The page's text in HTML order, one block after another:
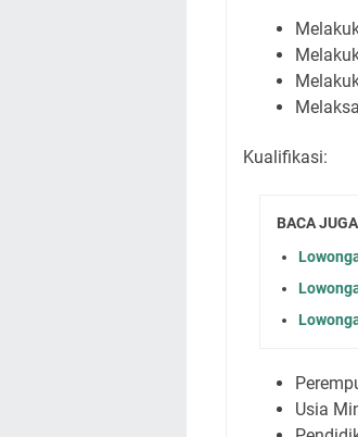
Kualifikasi:
BACA JUGA
Usia